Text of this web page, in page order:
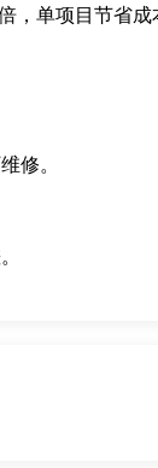
单项目节省成
修。